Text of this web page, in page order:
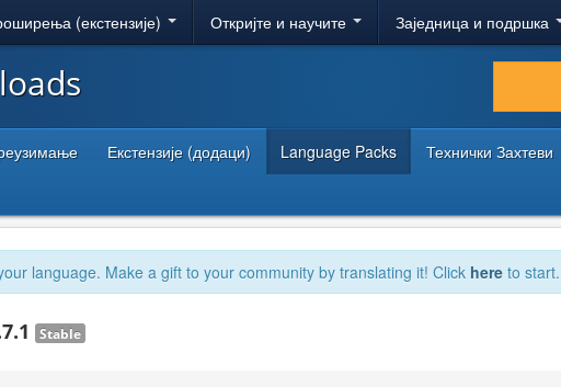
(екстензије) Откријте и научите Заједница и подршка
Екстензије (додаци) Language Packs Технички Захтеви
language. Make a gift to your community by translating it! Click here to start.
Stable